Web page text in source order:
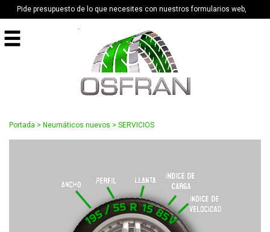
Pide presupuesto de lo que necesites con nuestros formularios web,
Portada > Neumáticos nuevos > SERVICIOS